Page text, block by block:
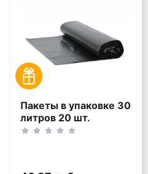
Пакеты в упаковке 30
литров 20 шт.
(20шт*1рул)